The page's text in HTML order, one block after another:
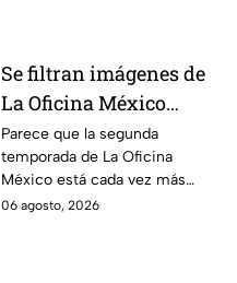
Se filtran imágenes de
La Oficina México
temporada 2 y un
detalle desata teorías
entre los fans
Parece que la segunda
temporada de La Oficina
México está cada vez más
cerca, pues el elenco ya se
06 agosto, 2026